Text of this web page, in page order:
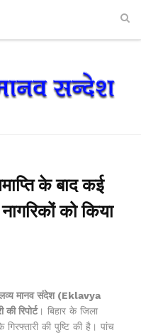
के बाद कई
को किया
मानव संदेश (Eklavya
रिपोर्ट। बिहार के जिला
की पुष्टि की है। पांच